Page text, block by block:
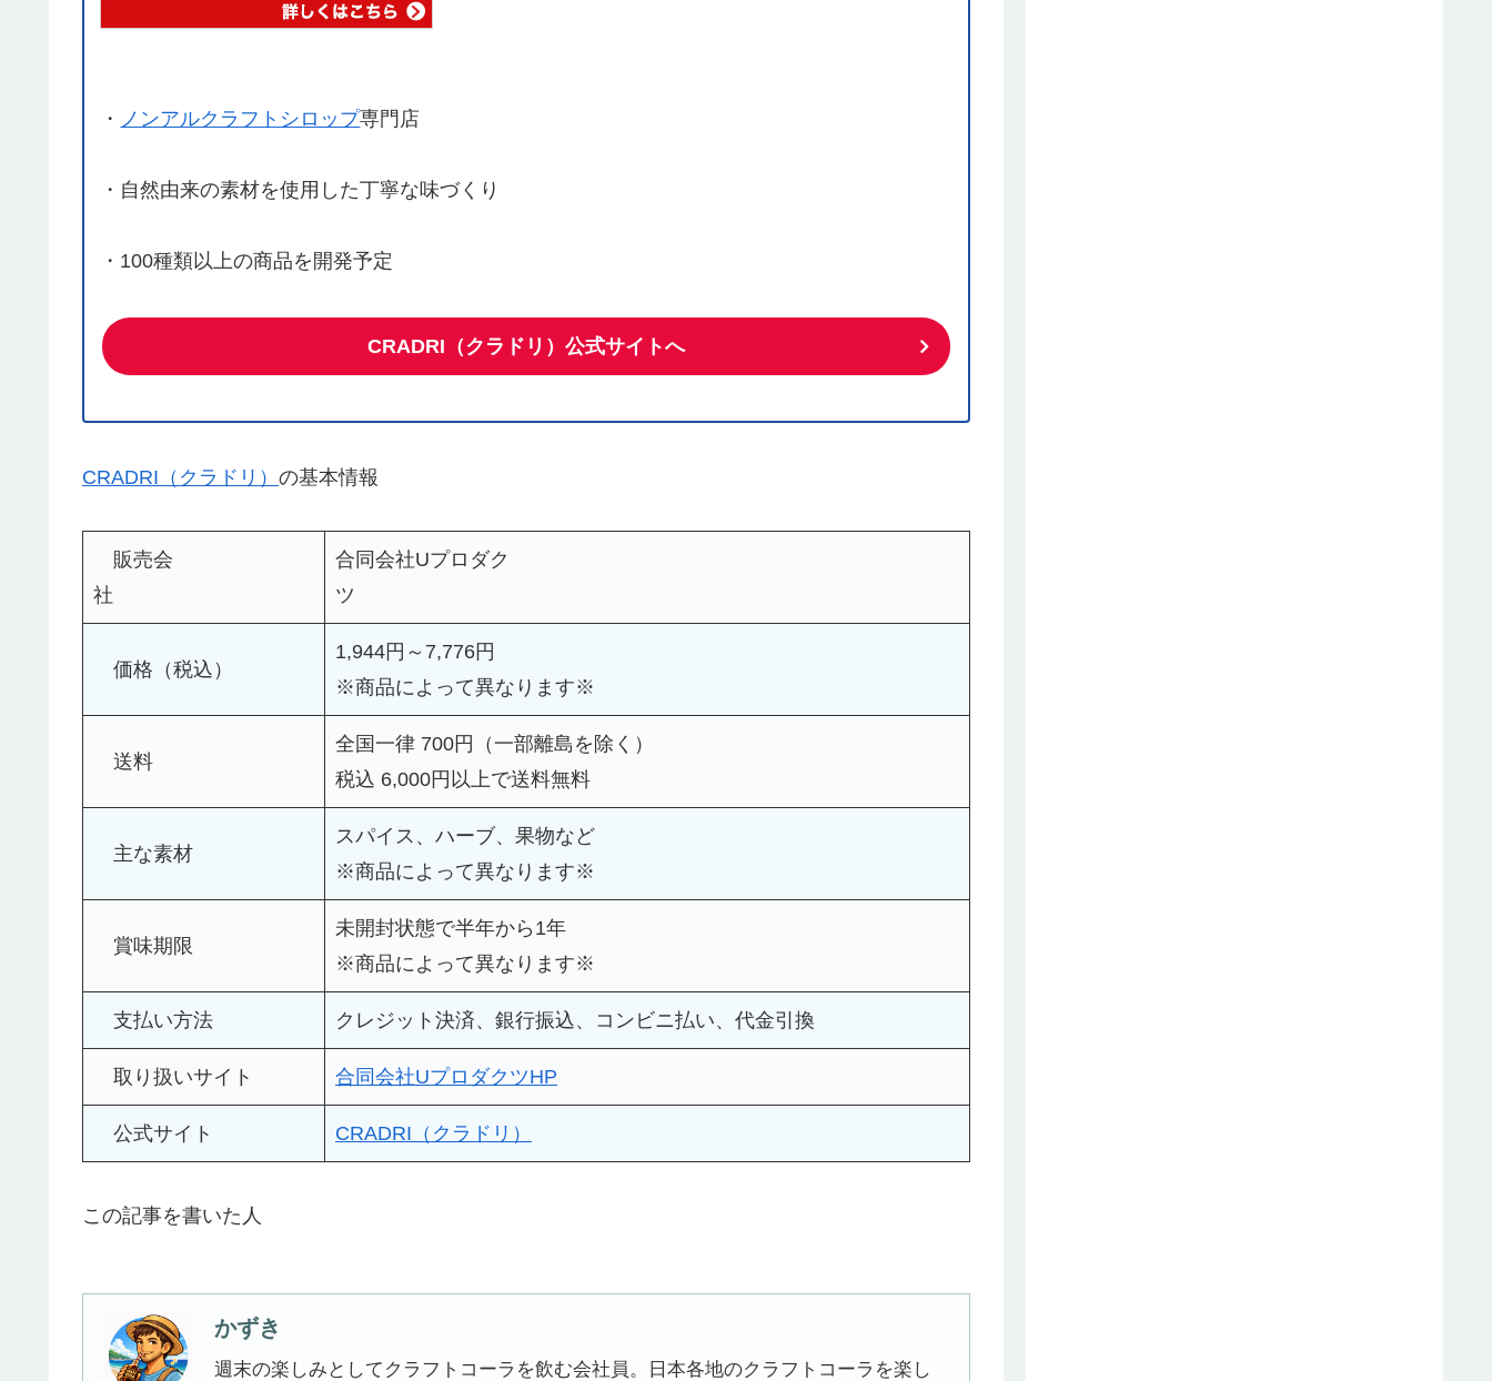
・ ノンアルクラフトシロップ専門店
・自然由来の素材を使用した丁寧な味づくり
・100種類以上の商品を開発予定
CRADRI（クラドリ）公式サイトへ
CRADRI（クラドリ） の基本情報
販売会
社
合同会社Uプロダク
ツ
価格（税込）
1,944円～7,776円
※商品によって異なります※
送料
全国一律 700円（一部離島を除く）
税込 6,000円以上で送料無料
主な素材
スパイス、ハーブ、果物など
※商品によって異なります※
賞味期限
未開封状態で半年から1年
※商品によって異なります※
支払い方法 クレジット決済、銀行振込、コンビニ払い、代金引換
取り扱いサイト 合同会社UプロダクツHP
公式サイト CRADRI（クラドリ）
この記事を書いた人
かずき
週末の楽しみとしてクラフトコーラを飲む会社員。日本各地のクラフトコーラを楽し